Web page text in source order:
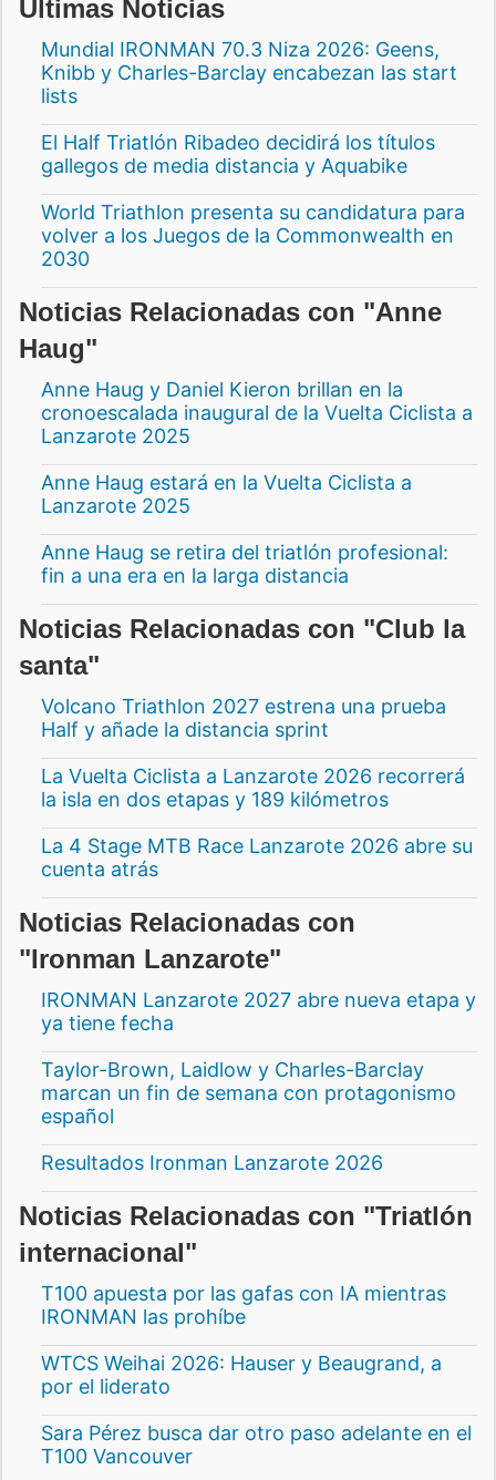
Últimas Noticias
Mundial IRONMAN 70.3 Niza 2026: Geens,
Knibb y Charles-Barclay encabezan las start
lists
El Half Triatlón Ribadeo decidirá los títulos
gallegos de media distancia y Aquabike
World Triathlon presenta su candidatura para
volver a los Juegos de la Commonwealth en
2030
Noticias Relacionadas con "Anne
Haug"
Anne Haug y Daniel Kieron brillan en la
cronoescalada inaugural de la Vuelta Ciclista a
Lanzarote 2025
Anne Haug estará en la Vuelta Ciclista a
Lanzarote 2025
Anne Haug se retira del triatlón profesional:
fin a una era en la larga distancia
Noticias Relacionadas con "Club la
santa"
Volcano Triathlon 2027 estrena una prueba
Half y añade la distancia sprint
La Vuelta Ciclista a Lanzarote 2026 recorrerá
la isla en dos etapas y 189 kilómetros
La 4 Stage MTB Race Lanzarote 2026 abre su
cuenta atrás
Noticias Relacionadas con
"Ironman Lanzarote"
IRONMAN Lanzarote 2027 abre nueva etapa y
ya tiene fecha
Taylor-Brown, Laidlow y Charles-Barclay
marcan un fin de semana con protagonismo
español
Resultados Ironman Lanzarote 2026
Noticias Relacionadas con "Triatlón
internacional"
T100 apuesta por las gafas con IA mientras
IRONMAN las prohíbe
WTCS Weihai 2026: Hauser y Beaugrand, a
por el liderato
Sara Pérez busca dar otro paso adelante en el
T100 Vancouver